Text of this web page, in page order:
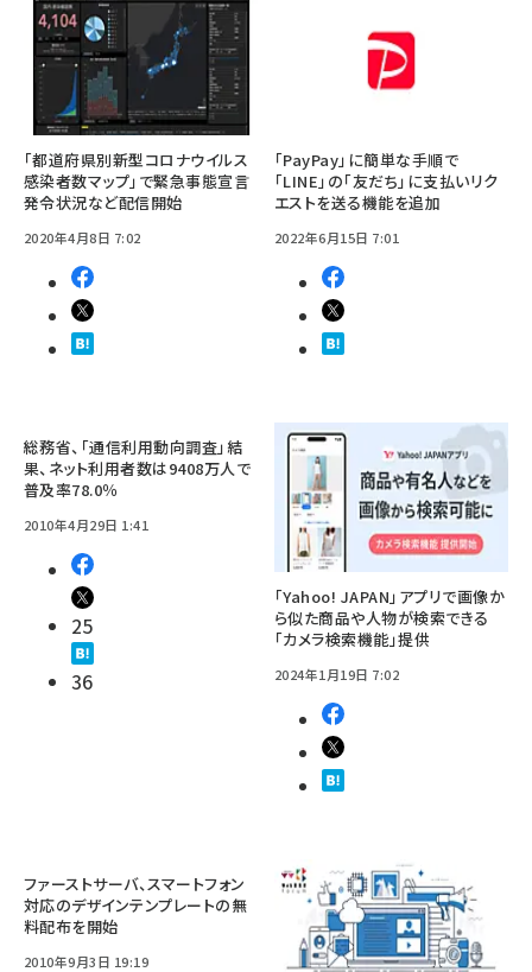
「都道府県別新型コロナウイルス
感染者数マップ」で緊急事態宣言
発令状況など配信開始
2020年4月8日 7:02
「PayPay」に簡単な手順で
「LINE」の「友だち」に支払いリク
エストを送る機能を追加
2022年6月15日 7:01
総務省、「通信利用動向調査」結
果、ネット利用者数は9408万人で
普及率78.0％
2010年4月29日 1:41
25
36
「Yahoo! JAPAN」アプリで画像か
ら似た商品や人物が検索できる
「カメラ検索機能」提供
2024年1月19日 7:02
ファーストサーバ、スマートフォン
対応のデザインテンプレートの無
料配布を開始
2010年9月3日 19:19